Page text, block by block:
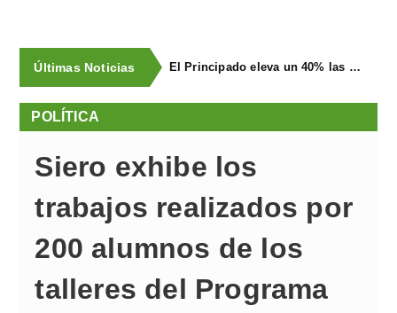
Últimas Noticias El Principado eleva un 40% las ayudas a la producción ecológica, que superan los cuatro millones de euros
POLÍTICA
Siero exhibe los
trabajos realizados por
200 alumnos de los
talleres del Programa